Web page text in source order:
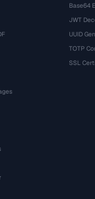
Base64
JWT
UUID
TOTP
SSL